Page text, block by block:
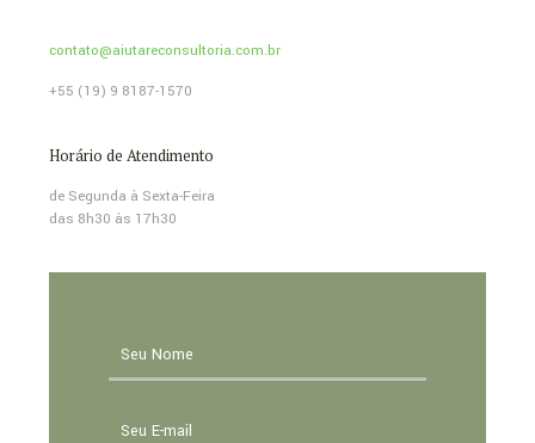
contato@aiutareconsultoria.com.br
+55 (19) 9 8187-1570
Horário de Atendimento
de Segunda à Sexta-Feira
das 8h30 às 17h30